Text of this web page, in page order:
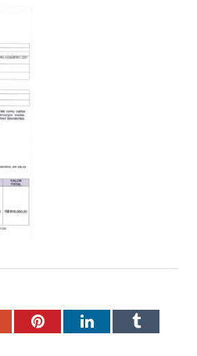
PinterestLinkedInTumblr